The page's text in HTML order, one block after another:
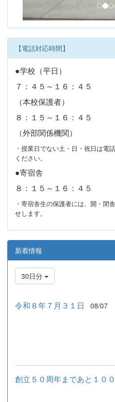
【電話対応時間】
●学校（平日）
７：４５～１６：４５
（本校保護者）
８：１５～１６：４５
（外部関係機関）
・授業日でない土・日・祝日は電
ください。
●寄宿舎
８：１５～１６：４５
・寄宿舎生の保護者には、開・閉
せします。
新着情報
30日分
令和８年７月３１日 08/07
創立５０周年まであと１００